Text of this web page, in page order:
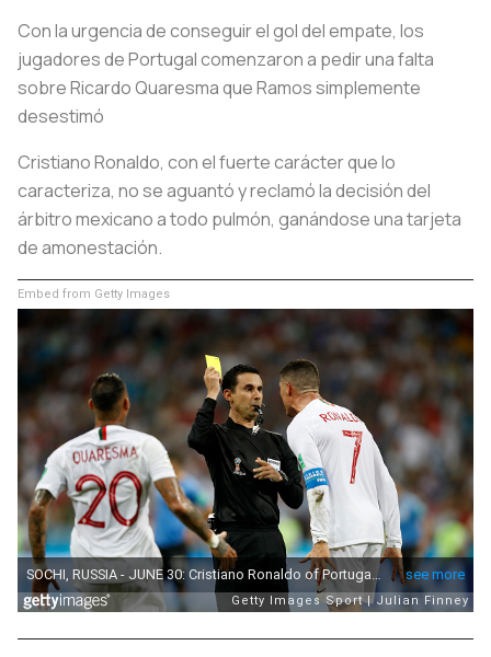
Con la urgencia de conseguir el gol del empate, los
jugadores de Portugal comenzaron a pedir una falta
sobre Ricardo Quaresma que Ramos simplemente
desestimó
Cristiano Ronaldo, con el fuerte carácter que lo
caracteriza, no se aguantó y reclamó la decisión del
árbitro mexicano a todo pulmón, ganándose una tarjeta
de amonestación.
Embed from Getty Images